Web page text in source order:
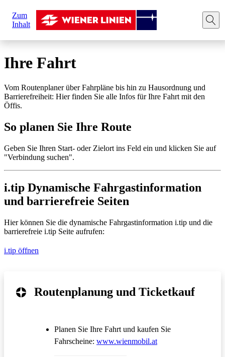
Zum
Inhalt
sind
hier:
Startseite Ihre Fahrt Route planen
Ihre Fahrt
Vom Routenplaner über Fahrpläne bis hin zu Hausordnung und
Barrierefreiheit: Hier finden Sie alle Infos für Ihre Fahrt mit den
Öffis.
So planen Sie Ihre Route
Geben Sie Ihren Start- oder Zielort ins Feld ein und klicken Sie auf
"Verbindung suchen".
i.tip Dynamische Fahrgastinformation
und barrierefreie Seiten
Hier können Sie die dynamische Fahrgastinformation i.tip und die
barrierefreie i.tip Seite aufrufen:
i.tip öffnen
Routenplanung und Ticketkauf
Planen Sie Ihre Fahrt und kaufen Sie
Fahrscheine: www.wienmobil.atÖffnet in einem